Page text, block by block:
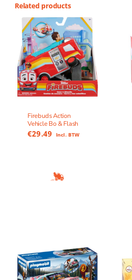
Related products
Firebuds Action
Vehicle Bo & Flash
€29.49 Incl. BTW